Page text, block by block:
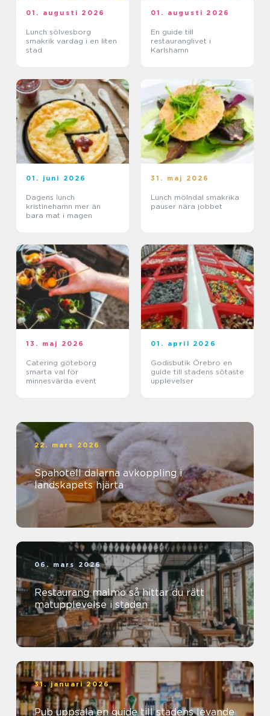
01. augusti 2026
Lunch sölvesborg
smakrik vardag i en liten
stad
01. augusti 2026
En guide till
restauranglivet i
Karlshamn
01. juni 2026
Dagens lunch
kristinehamn mer än
bara mat i magen
31. maj 2026
Lunch mölndal smakrika
pauser nära jobbet
13. maj 2026
Catering göteborg
smarta val för
minnesvärda event
01. april 2026
Godisbutik Örebro en
guide till stadens sötaste
upplevelser
22. mars 2026
Spahotell dalarna avkoppling i
landskapets hjärta
06. mars 2026
Restaurang malmö så hittar du rätt
matupplevelse i staden
31. januari 2026
Pub uppsala en guide till stadens levande